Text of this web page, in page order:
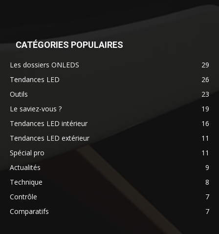
CATÉGORIES POPULAIRES
Les dossiers ONLEDS
29
Tendances LED
26
Outils
23
Le saviez-vous ?
19
Tendances LED intérieur
16
Tendances LED extérieur
11
Spécial pro
11
Actualités
9
Technique
8
Contrôle
7
Comparatifs
7